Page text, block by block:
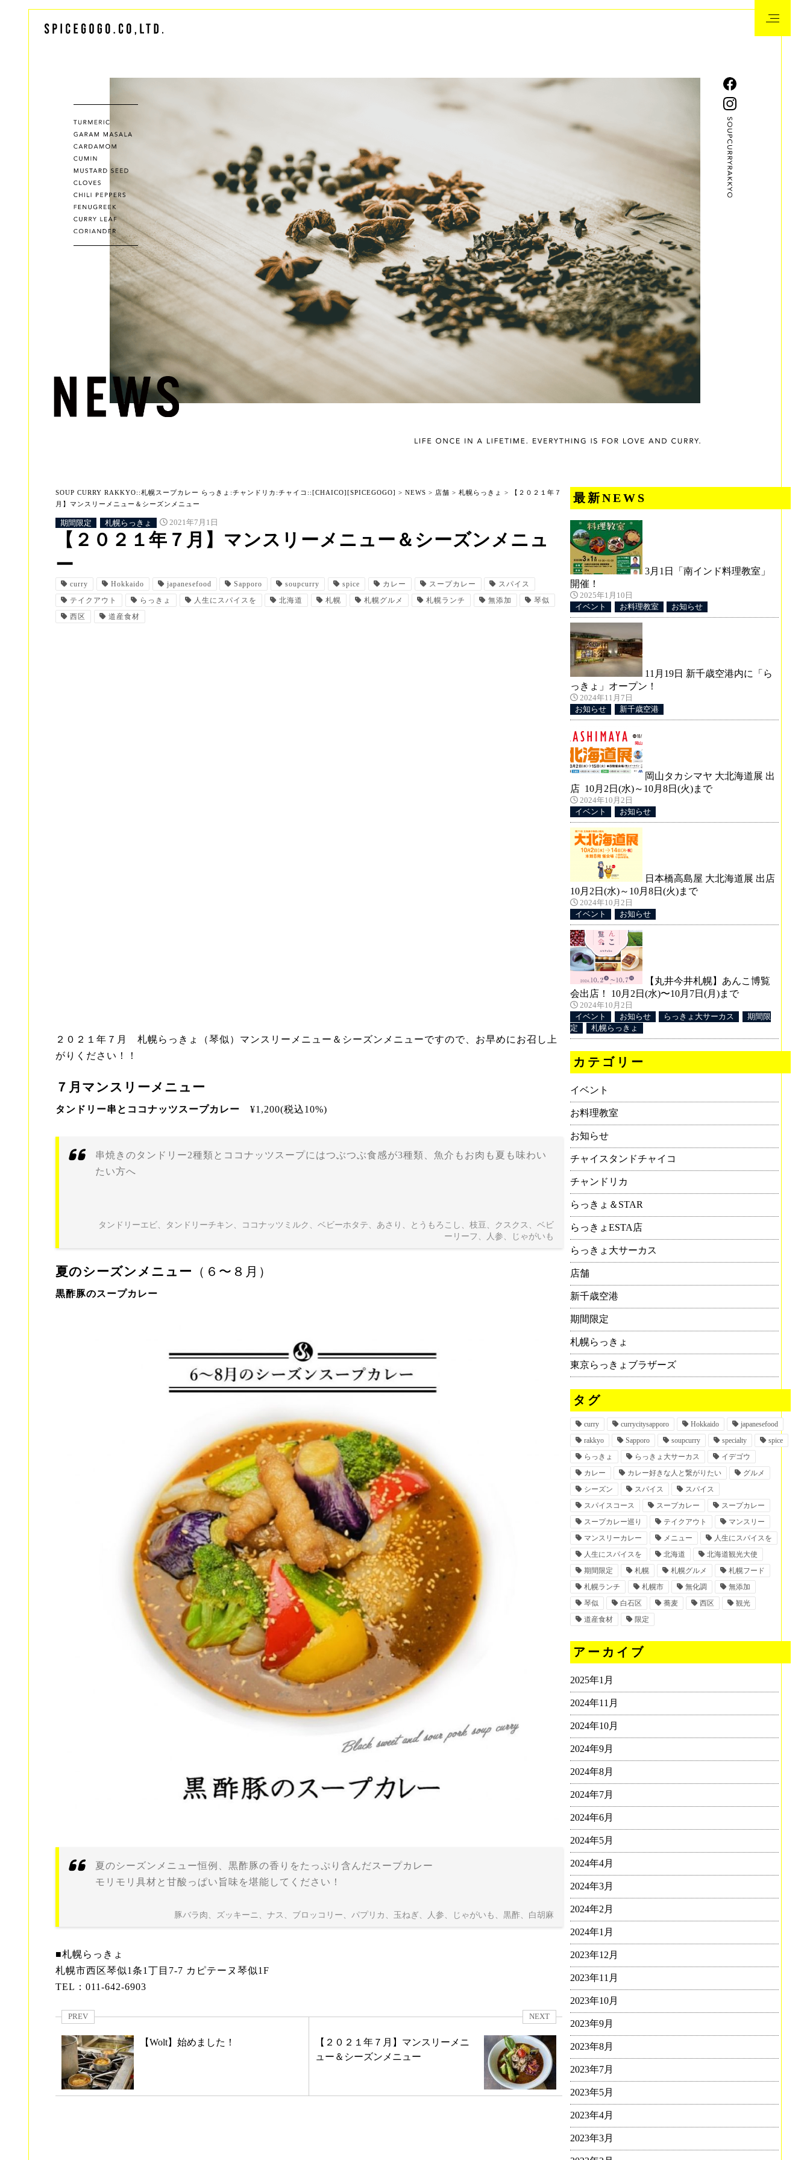
SOUP CURRY RAKKYO::札幌スープカレー らっきょ:チャンドリカ:チャイコ::[CHAICO][SPICEGOGO] > NEWS > 店舗 > 札幌らっきょ >
【２０２１年７
月】マンスリーメニュー＆シーズンメニュー
期間限定 札幌らっきょ 2021年7月1日
【２０２１年７月】マンスリーメニュー＆シーズンメニュ
ー
curry Hokkaido japanesefood Sapporo soupcurry spice カレー スープカレー
スパイス
テイクアウト
らっきょ 人生にスパイスを 北海道 札幌 札幌グルメ 札幌ランチ 無添加
琴似
西区
道産食材
２０２１年７月 札幌らっきょ（琴似）マンスリーメニュー＆シーズンメニューですので、お早めにお召し上
がりください！！
７月マンスリーメニュー
タンドリー串とココナッツスープカレー ¥1,200(税込10%)
串焼きのタンドリー2種類とココナッツスープにはつぶつぶ食感が3種類、魚介もお肉も夏も味わい
たい方へ
タンドリーエビ、タンドリーチキン、ココナッツミルク、ベビーホタテ、あさり、とうもろこし、枝豆、クスクス、ベビ
ーリーフ、人参、じゃがいも
夏のシーズンメニュー （６〜８月）
黒酢豚のスープカレー
夏のシーズンメニュー恒例、黒酢豚の香りをたっぷり含んだスープカレー
モリモリ具材と甘酸っぱい旨味を堪能してください！
豚バラ肉、ズッキーニ、ナス、ブロッコリー、パプリカ、玉ねぎ、人参、じゃがいも、黒酢、白胡麻
■札幌らっきょ
札幌市西区琴似1条1丁目7-7 カピテーヌ琴似1F
TEL：011-642-6903
PREV
【Wolt】始めました！
NEXT
【２０２１年７月】マンスリーメニ
ュー＆シーズンメニュー
最新NEWS
3月1日「南インド料理教室」
開催！
2025年1月10日
イベント
お料理教室 お知らせ
11月19日 新千歳空港内に「ら
っきょ」オープン！
2024年11月7日
お知らせ
新千歳空港
岡山タカシマヤ 大北海道展 出
店 10月2日(水)～10月8日(火)まで
2024年10月2日
イベント
お知らせ
日本橋高島屋 大北海道展 出店
10月2日(水)～10月8日(火)まで
2024年10月2日
イベント
お知らせ
【丸井今井札幌】あんこ博覧
会出店！ 10月2日(水)〜10月7日(月)まで
2024年10月2日
イベント
お知らせ らっきょ大サーカス
期間限
定
札幌らっきょ
カテゴリー
イベント
お料理教室
お知らせ
チャイスタンドチャイコ
チャンドリカ
らっきょ＆STAR
らっきょESTA店
らっきょ大サーカス
店舗
新千歳空港
期間限定
札幌らっきょ
東京らっきょブラザーズ
タグ
curry currycitysapporo Hokkaido
japanesefood
rakkyo
Sapporo soupcurry specialty
spice
らっきょ
らっきょ大サーカス
イデゴウ
カレー
カレー好きな人と繋がりたい
グルメ
シーズン
スパイス
スパイス
スパイスコース
スープカレー
スープカレー
スープカレー巡り
テイクアウト
マンスリー
マンスリーカレー
メニュー
人生にスパイスを
人生にスパイスを
北海道
北海道観光大使
期間限定
札幌 札幌グルメ
札幌フード
札幌ランチ
札幌市 無化調
無添加
琴似
白石区 蕎麦 西区
観光
道産食材
限定
アーカイブ
2025年1月
2024年11月
2024年10月
2024年9月
2024年8月
2024年7月
2024年6月
2024年5月
2024年4月
2024年3月
2024年2月
2024年1月
2023年12月
2023年11月
2023年10月
2023年9月
2023年8月
2023年7月
2023年5月
2023年4月
2023年3月